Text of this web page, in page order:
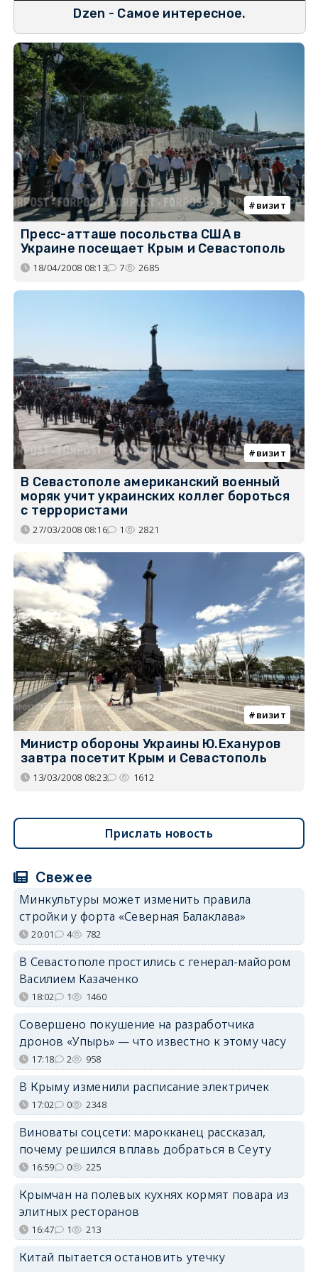
Dzen - Самое интересное.
визит
Пресс-атташе посольства США в
Украине посещает Крым и Севастополь
18/04/2008 08:13 7 2685
визит
В Севастополе американский военный
моряк учит украинских коллег бороться
с террористами
27/03/2008 08:16 1 2821
визит
Министр обороны Украины Ю.Ехануров
завтра посетит Крым и Севастополь
13/03/2008 08:23 1612
Прислать новость
Свежее
Минкультуры может изменить правила
стройки у форта «Северная Балаклава»
20:01 4 782
В Севастополе простились с генерал-майором
Василием Казаченко
18:02 1 1460
Совершено покушение на разработчика
дронов «Упырь» — что известно к этому часу
17:18 2 958
В Крыму изменили расписание электричек
17:02 0 2348
Виноваты соцсети: марокканец рассказал,
почему решился вплавь добраться в Сеуту
16:59 0 225
Крымчан на полевых кухнях кормят повара из
элитных ресторанов
16:47 1 213
Китай пытается остановить утечку